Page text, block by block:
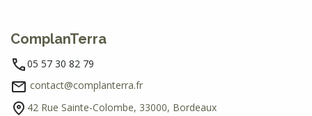
ComplanTerra
05 57 30 82 79
contact@complanterra.fr
42 Rue Sainte-Colombe, 33000, Bordeaux